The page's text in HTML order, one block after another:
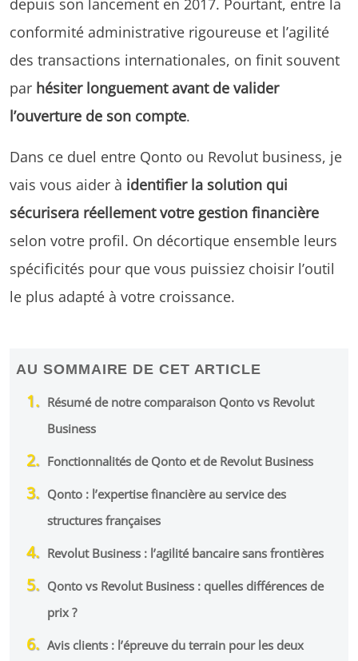
conformité administrative rigoureuse et l’agilité
des transactions internationales, on finit souvent
par hésiter longuement avant de valider
l’ouverture de son compte.
Dans ce duel entre Qonto ou Revolut business, je
vais vous aider à identifier la solution qui
sécurisera réellement votre gestion financière
selon votre profil. On décortique ensemble leurs
spécificités pour que vous puissiez choisir l’outil
le plus adapté à votre croissance.
AU SOMMAIRE DE CET ARTICLE
Résumé de notre comparaison Qonto vs Revolut
Business
Fonctionnalités de Qonto et de Revolut Business
Qonto : l’expertise financière au service des
structures françaises
Revolut Business : l’agilité bancaire sans frontières
Qonto vs Revolut Business : quelles différences de
prix ?
Avis clients : l’épreuve du terrain pour les deux